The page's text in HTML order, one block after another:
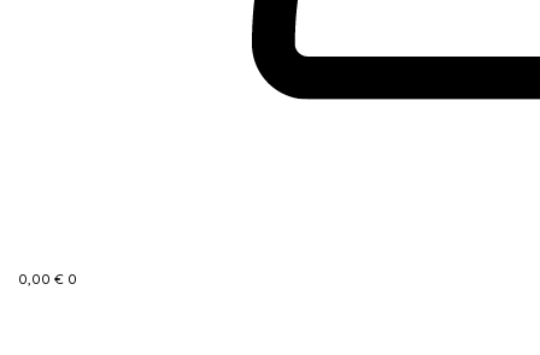
0,00 € 0